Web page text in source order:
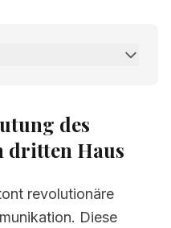
des
dritten Haus
revolutionäre
Diese